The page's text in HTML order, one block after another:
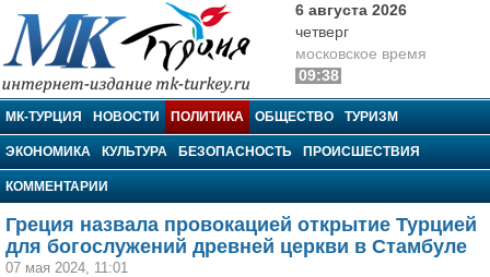
МК-Турция
6 августа 2026
четверг
московское время
09:38
МК-ТУРЦИЯ НОВОСТИ ПОЛИТИКА ОБЩЕСТВО ТУРИЗМ
ЭКОНОМИКА КУЛЬТУРА БЕЗОПАСНОСТЬ ПРОИСШЕСТВИЯ
КОММЕНТАРИИ
Греция назвала провокацией открытие Турцией
для богослужений древней церкви в Стамбуле
07 мая 2024, 11:01